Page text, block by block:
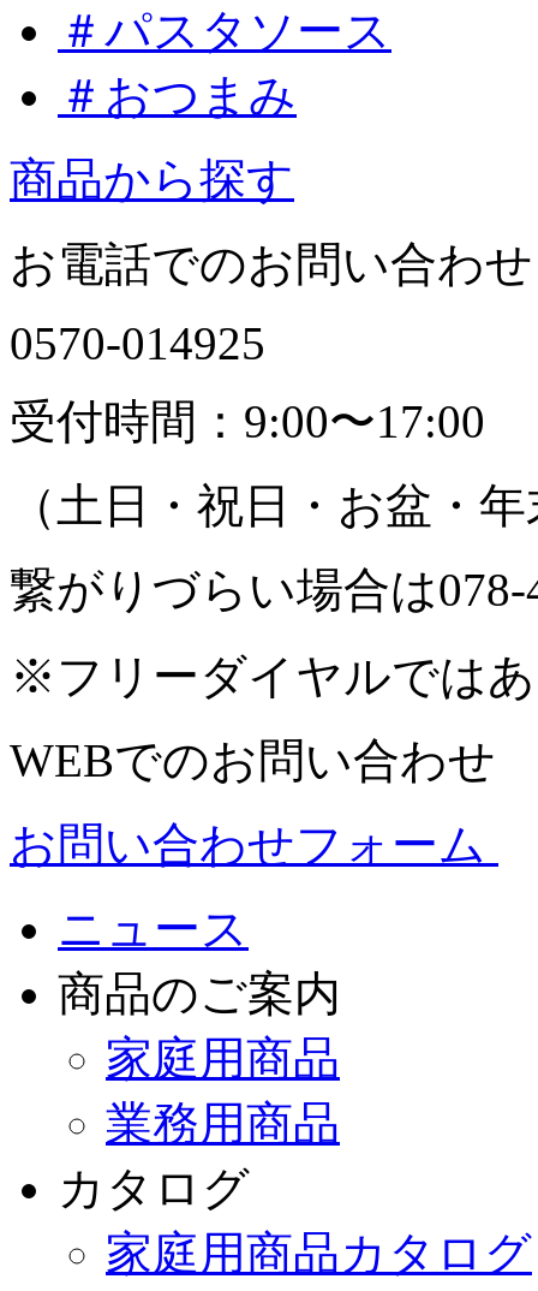
＃パスタソース
＃おつまみ
商品から探す
お電話でのお問い合わせ
0570-014925
受付時間：9:00〜17:00
（土日・祝日・お盆・
繋がりづらい場合は
※フリーダイヤルでは
WEBでのお問い合わせ
お問い合わせフォーム
ニュース
商品のご案内
家庭用商品
業務用商品
カタログ
家庭用商品カタログ